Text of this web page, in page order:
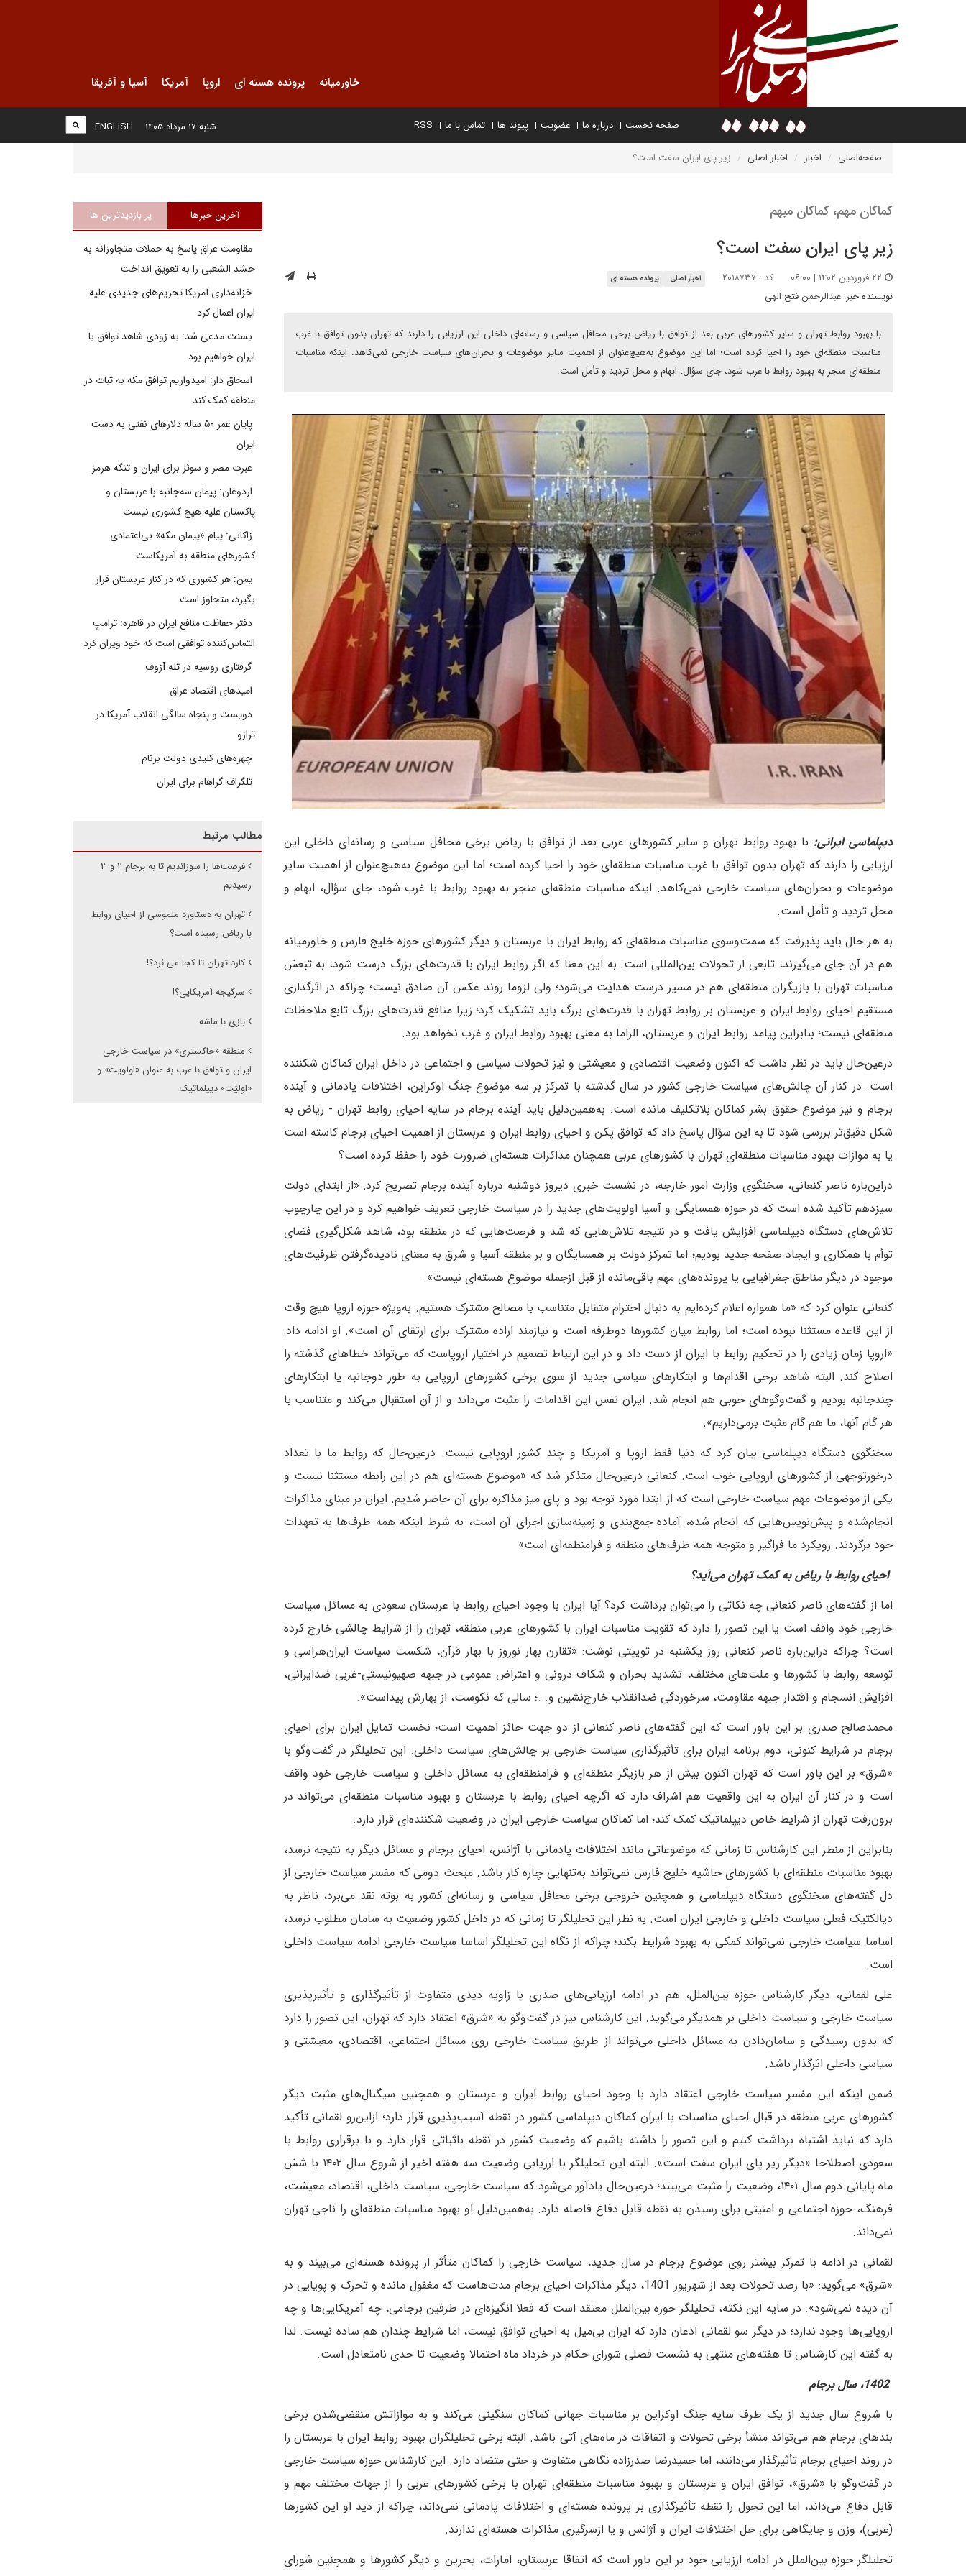
خاورمیانه پرونده هسته ای اروپا آمریکا آسیا و آفریقا
صفحه نخست درباره ما عضویت پیوند ها تماس با ما RSS
ENGLISH شنبه ۱۷ مرداد ۱۴۰۵
صفحه‌اصلی اخبار اخبار اصلی زیر پای ایران سفت است؟
کماکان مهم، کماکان مبهم
زیر پای ایران سفت است؟
کد : ۲۰۱۸۷۳۷ اخبار اصلی پرونده هسته ای
نویسنده خبر: عبدالرحمن فتح الهی
با بهبود روابط تهران و سایر کشورهای عربی بعد از توافق با ریاض برخی محافل سیاسی و رسانه‌ای داخلی این ارزیابی را دارند که تهران بدون توافق با غرب
مناسبات منطقه‌ای خود را احیا کرده است؛ اما این موضوع به‌هیچ‌عنوان از اهمیت سایر موضوعات و بحران‌های سیاست خارجی نمی‌کاهد. اینکه مناسبات
منطقه‌ای منجر به بهبود روابط با غرب شود، جای سؤال، ابهام و محل تردید و تأمل است.
دیپلماسی ایرانی: با بهبود روابط تهران و سایر کشورهای عربی بعد از توافق با ریاض برخی محافل سیاسی و رسانه‌ای داخلی این
ارزیابی را دارند که تهران بدون توافق با غرب مناسبات منطقه‌ای خود را احیا کرده است؛ اما این موضوع به‌هیچ‌عنوان از اهمیت سایر
موضوعات و بحران‌های سیاست خارجی نمی‌کاهد. اینکه مناسبات منطقه‌ای منجر به بهبود روابط با غرب شود، جای سؤال، ابهام و
محل تردید و تأمل است.
به هر حال باید پذیرفت که سمت‌وسوی مناسبات منطقه‌ای که روابط ایران با عربستان و دیگر کشورهای حوزه خلیج فارس و خاورمیانه
هم در آن جای می‌گیرند، تابعی از تحولات بین‌المللی است. به این معنا که اگر روابط ایران با قدرت‌های بزرگ درست شود، به تبعش
مناسبات تهران با بازیگران منطقه‌ای هم در مسیر درست هدایت می‌شود؛ ولی لزوما روند عکس آن صادق نیست؛ چراکه در اثرگذاری
مستقیم احیای روابط ایران و عربستان بر روابط تهران با قدرت‌های بزرگ باید تشکیک کرد؛ زیرا منافع قدرت‌های بزرگ تابع ملاحظات
منطقه‌ای نیست؛ بنابراین پیامد روابط ایران و عربستان، الزاما به معنی بهبود روابط ایران و غرب نخواهد بود.
در‌عین‌حال باید در نظر داشت که اکنون وضعیت اقتصادی و معیشتی و نیز تحولات سیاسی و اجتماعی در داخل ایران کماکان شکننده
است. در کنار آن چالش‌های سیاست خارجی کشور در سال گذشته با تمرکز بر سه موضوع جنگ اوکراین، اختلافات پادمانی و آینده
برجام و نیز موضوع حقوق بشر کماکان بلاتکلیف مانده است. به‌همین‌دلیل باید آینده برجام در سایه احیای روابط تهران - ریاض به
شکل دقیق‌تر بررسی شود تا به این سؤال پاسخ داد که توافق پکن و احیای روابط ایران و عربستان از اهمیت احیای برجام کاسته است
یا به موازات بهبود مناسبات منطقه‌ای تهران با کشورهای عربی همچنان مذاکرات هسته‌ای ضرورت خود را حفظ کرده است؟
دراین‌باره ناصر کنعانی، سخنگوی وزارت امور خارجه، در نشست خبری دیروز دوشنبه درباره آینده برجام تصریح کرد: «از ابتدای دولت
سیزدهم تأکید شده است که در حوزه همسایگی و آسیا اولویت‌های جدید را در سیاست خارجی تعریف خواهیم کرد و در این چارچوب
تلاش‌های دستگاه دیپلماسی افزایش یافت و در نتیجه تلاش‌هایی که شد و فرصت‌هایی که در منطقه بود، شاهد شکل‌گیری فضای
توأم با همکاری و ایجاد صفحه جدید بودیم؛ اما تمرکز دولت بر همسایگان و بر منطقه آسیا و شرق به معنای نادیده‌گرفتن ظرفیت‌های
موجود در دیگر مناطق جغرافیایی یا پرونده‌های مهم باقی‌مانده از قبل ازجمله موضوع هسته‌ای نیست».
کنعانی عنوان کرد که «ما همواره اعلام کرده‌ایم به دنبال احترام متقابل متناسب با مصالح مشترک هستیم. به‌ویژه حوزه اروپا هیچ وقت
از این قاعده مستثنا نبوده است؛ اما روابط میان کشورها دوطرفه است و نیازمند اراده مشترک برای ارتقای آن است». او ادامه داد:
«اروپا زمان زیادی را در تحکیم روابط با ایران از دست داد و در این ارتباط تصمیم در اختیار اروپاست که می‌تواند خطاهای گذشته را
اصلاح کند. البته شاهد برخی اقدام‌ها و ابتکارهای سیاسی جدید از سوی برخی کشورهای اروپایی به طور دوجانبه یا ابتکارهای
چندجانبه بودیم و گفت‌وگوهای خوبی هم انجام شد. ایران نفس این اقدامات را مثبت می‌داند و از آن استقبال می‌کند و متناسب با
هر گام آنها، ما هم گام مثبت برمی‌داریم».
سخنگوی دستگاه دیپلماسی بیان کرد که دنیا فقط اروپا و آمریکا و چند کشور اروپایی نیست. در‌عین‌حال که روابط ما با تعداد
درخورتوجهی از کشورهای اروپایی خوب است. کنعانی در‌عین‌حال متذکر شد که «موضوع هسته‌ای هم در این رابطه مستثنا نیست و
یکی از موضوعات مهم سیاست خارجی است که از ابتدا مورد توجه بود و پای میز مذاکره برای آن حاضر شدیم. ایران بر مبنای مذاکرات
انجام‌شده و پیش‌نویس‌هایی که انجام شده، آماده جمع‌بندی و زمینه‌سازی اجرای آن است، به شرط اینکه همه طرف‌ها به تعهدات
خود برگردند. رویکرد ما فراگیر و متوجه همه طرف‌های منطقه و فرامنطقه‌ای است»
احیای روابط با ریاض به کمک تهران می‌آید؟
اما از گفته‌های ناصر کنعانی چه نکاتی را می‌توان برداشت کرد؟ آیا ایران با وجود احیای روابط با عربستان سعودی به مسائل سیاست
خارجی خود واقف است یا این تصور را دارد که تقویت مناسبات ایران با کشورهای عربی منطقه، تهران را از شرایط چالشی خارج کرده
است؟ چراکه دراین‌باره ناصر کنعانی روز یکشنبه در توییتی نوشت: «تقارن بهار نوروز با بهار قرآن، شکست سیاست ایران‌هراسی و
توسعه روابط با کشورها و ملت‌های مختلف، تشدید بحران و شکاف درونی و اعتراض عمومی در جبهه صهیونیستی-غربی ضدایرانی،
افزایش انسجام و اقتدار جبهه مقاومت، سرخوردگی ضدانقلاب خارج‌نشین و...؛ سالی که نکوست، از بهارش پیداست».
محمدصالح صدری بر این باور است که این گفته‌های ناصر کنعانی از دو جهت حائز اهمیت است؛ نخست تمایل ایران برای احیای
برجام در شرایط کنونی، دوم برنامه ایران برای تأثیرگذاری سیاست خارجی بر چالش‌های سیاست داخلی. این تحلیلگر در گفت‌وگو با
«شرق» بر این باور است که تهران اکنون بیش از هر بازیگر منطقه‌ای و فرامنطقه‌ای به مسائل داخلی و سیاست خارجی خود واقف
است و در کنار آن ایران به این واقعیت هم اشراف دارد که اگرچه احیای روابط با عربستان و بهبود مناسبات منطقه‌ای می‌تواند در
برون‌رفت تهران از شرایط خاص دیپلماتیک کمک کند؛ اما کماکان سیاست خارجی ایران در وضعیت شکننده‌ای قرار دارد.
بنابراین از منظر این کارشناس تا زمانی که موضوعاتی مانند اختلافات پادمانی با آژانس، احیای برجام و مسائل دیگر به نتیجه نرسد،
بهبود مناسبات منطقه‌ای با کشورهای حاشیه خلیج فارس نمی‌تواند به‌تنهایی چاره کار باشد. مبحث دومی که مفسر سیاست خارجی از
دل گفته‌های سخنگوی دستگاه دیپلماسی و همچنین خروجی برخی محافل سیاسی و رسانه‌ای کشور به بوته نقد می‌برد، ناظر به
دیالکتیک فعلی سیاست داخلی و خارجی ایران است. به نظر این تحلیلگر تا زمانی که در داخل کشور وضعیت به سامان مطلوب نرسد،
اساسا سیاست خارجی نمی‌تواند کمکی به بهبود شرایط بکند؛ چرا‌که از نگاه این تحلیلگر اساسا سیاست خارجی ادامه سیاست داخلی
است.
علی لقمانی، دیگر کارشناس حوزه بین‌الملل، هم در ادامه ارزیابی‌های صدری با زاویه دیدی متفاوت از تأثیرگذاری و تأثیرپذیری
سیاست خارجی و سیاست داخلی بر همدیگر می‌گوید. این کارشناس نیز در گفت‌وگو به «شرق» اعتقاد دارد که تهران، این تصور را دارد
که بدون رسیدگی و سامان‌دادن به مسائل داخلی می‌تواند از طریق سیاست خارجی روی مسائل اجتماعی، اقتصادی، معیشتی و
سیاسی داخلی اثرگذار باشد.
ضمن اینکه این مفسر سیاست خارجی اعتقاد دارد با وجود احیای روابط ایران و عربستان و همچنین سیگنال‌های مثبت دیگر
کشورهای عربی منطقه در قبال احیای مناسبات با ایران کماکان دیپلماسی کشور در نقطه آسیب‌پذیری قرار دارد؛ از‌این‌رو لقمانی تأکید
دارد که نباید اشتباه برداشت کنیم و این تصور را داشته باشیم که وضعیت کشور در نقطه باثباتی قرار دارد و با برقراری روابط با
سعودی اصطلاحا «دیگر زیر پای ایران سفت است». البته این تحلیلگر با ارزیابی وضعیت سه هفته اخیر از شروع سال ۱۴۰۲ با شش
ماه پایانی دوم سال ۱۴۰۱، وضعیت را مثبت می‌بیند؛ در‌عین‌حال یادآور می‌شود که سیاست خارجی، سیاست داخلی، اقتصاد، معیشت،
فرهنگ، حوزه اجتماعی و امنیتی برای رسیدن به نقطه قابل دفاع فاصله دارد. به‌همین‌دلیل او بهبود مناسبات منطقه‌ای را ناجی تهران
نمی‌داند.
لقمانی در ادامه با تمرکز بیشتر روی موضوع برجام در سال جدید، سیاست خارجی را کماکان متأثر از پرونده هسته‌ای می‌بیند و به
«شرق» می‌گوید: «با رصد تحولات بعد از شهریور 1401، دیگر مذاکرات احیای برجام مدت‌هاست که مغفول مانده و تحرک و پویایی در
آن دیده نمی‌شود». در سایه این نکته، تحلیلگر حوزه بین‌الملل معتقد است که فعلا انگیزه‌ای در طرفین برجامی، چه آمریکایی‌ها و چه
اروپایی‌ها وجود ندارد؛ در دیگر سو لقمانی اذعان دارد که ایران بی‌میل به احیای توافق نیست، اما شرایط چندان هم ساده نیست. لذا
به گفته این کارشناس تا هفته‌های منتهی به نشست فصلی شورای حکام در خرداد ماه احتمالا وضعیت تا حدی نامتعادل است.
1402، سال برجام
با شروع سال جدید از یک طرف سایه جنگ اوکراین بر مناسبات جهانی کماکان سنگینی می‌کند و به موازاتش منقضی‌شدن برخی
بند‌های برجام هم می‌تواند منشأ برخی تحولات و اتفاقات در ماه‌های آتی باشد. البته برخی تحلیلگران بهبود روابط ایران با عربستان را
در روند احیای برجام تأثیرگذار می‌دانند، اما حمیدرضا صدرزاده نگاهی متفاوت و حتی متضاد دارد. این کارشناس حوزه سیاست خارجی
در گفت‌وگو با «شرق»، توافق ایران و عربستان و بهبود مناسبات منطقه‌ای تهران با برخی کشورهای عربی را از جهات مختلف مهم و
قابل دفاع می‌داند، اما این تحول را نقطه تأثیرگذاری بر پرونده هسته‌ای و اختلافات پادمانی نمی‌داند، چراکه از دید او این کشورها
(عربی)، وزن و جایگاهی برای حل اختلافات ایران و آژانس و یا ازسرگیری مذاکرات هسته‌ای ندارند.
تحلیلگر حوزه بین‌الملل در ادامه ارزیابی خود بر این باور است که اتفاقا عربستان، امارات، بحرین و دیگر کشورها و همچنین شورای
آخرین خبرها پر بازدیدترین ها
مقاومت عراق پاسخ به حملات متجاوزانه به
حشد الشعبی را به تعویق انداخت
خزانه‌داری آمریکا تحریم‌های جدیدی علیه
ایران اعمال کرد
بسنت مدعی شد: به زودی شاهد توافق با
ایران خواهیم بود
اسحاق دار: امیدواریم توافق مکه به ثبات در
منطقه کمک کند
پایان عمر ۵۰ ساله دلارهای نفتی به دست
ایران
عبرت مصر و سوئز برای ایران و تنگه هرمز
اردوغان: پیمان سه‌جانبه با عربستان و
پاکستان علیه هیچ کشوری نیست
زاکانی: پیام «پیمان مکه» بی‌اعتمادی
کشورهای منطقه به آمریکاست
یمن: هر کشوری که در کنار عربستان قرار
بگیرد، متجاوز است
دفتر حفاظت منافع ایران در قاهره: ترامپ
التماس‌کننده توافقی است که خود ویران کرد
گرفتاری روسیه در تله آزوف
امیدهای اقتصاد عراق
دویست و پنجاه سالگی انقلاب آمریکا در
ترازو
چهره‌های کلیدی دولت برنام
تلگراف گراهام برای ایران
مطالب مرتبط
فرصت‌ها را سوزاندیم تا به برجام ۲ و ۳
رسیدیم
تهران به دستاورد ملموسی از احیای روابط
با ریاض رسیده است؟
کارد تهران تا کجا می بُرد؟!
سرگیجه آمریکایی؟!
بازی با ماشه
منطقه «خاکستری» در سیاست خارجی
ایران و توافق با غرب به عنوان «اولویت» و
«اولیَّت» دیپلماتیک